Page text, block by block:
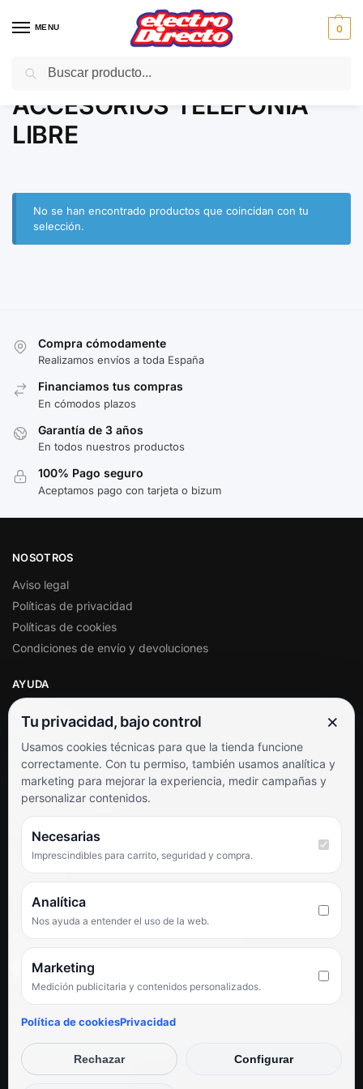
MENU 0
Inicio Gama marron / Telefonía doméstica
ACCESORIOS TELEFONIA
LIBRE
No se han encontrado productos que coincidan con tu
selección.
Compra cómodamente
Realizamos envíos a toda España
Financiamos tus compras
En cómodos plazos
Garantía de 3 años
En todos nuestros productos
100% Pago seguro
Aceptamos pago con tarjeta o bizum
NOSOTROS
Aviso legal
Políticas de privacidad
Políticas de cookies
Condiciones de envío y devoluciones
AYUDA
Soporte al cliente
Contacto
Términos y condiciones
Preguntas frecuentes
SÍGUENOS
Facebook
TikTok
PUNTUACIÓN DE 4,6 SOBRE 5 EN GOOGLE
★★★★★
Hemos comprado en varias ocasiones y siempre dan respuesta.
Espectacular, servicio de 10.»
Iván Rodríguez Ramos
Tu privacidad, bajo control ×
Usamos cookies técnicas para que la tienda funcione
correctamente. Con tu permiso, también usamos analítica y
marketing para mejorar la experiencia, medir campañas y
personalizar contenidos.
Necesarias
Imprescindibles para carrito, seguridad y compra.
Analítica
Nos ayuda a entender el uso de la web.
Marketing
Medición publicitaria y contenidos personalizados.
Política de cookiesPrivacidad
Rechazar Configurar